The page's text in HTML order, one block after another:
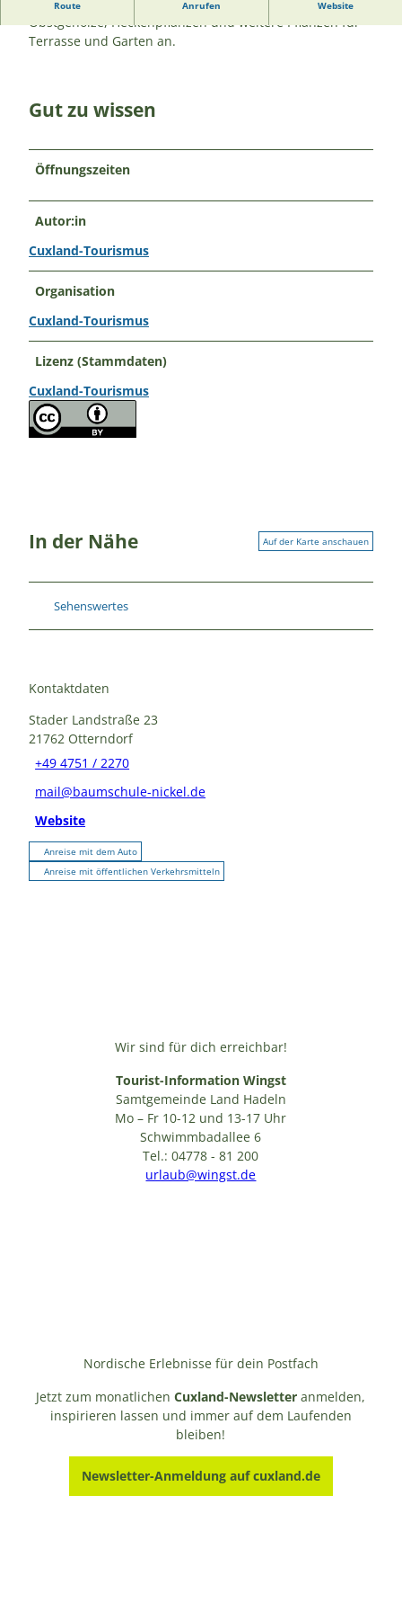
Route Anrufen Website
Obstgehölze, Heckenpflanzen und weitere Pflanzen für
Terrasse und Garten an.
Gut zu wissen
Öffnungszeiten
Autor:in
Cuxland-Tourismus
Organisation
Cuxland-Tourismus
Lizenz (Stammdaten)
Cuxland-Tourismus
In der Nähe Auf der Karte anschauen
Sehenswertes
Kontaktdaten
Stader Landstraße 23
21762 Otterndorf
+49 4751 / 2270
mail@baumschule-nickel.de
Website
Anreise mit dem Auto
Anreise mit öffentlichen Verkehrsmitteln
Wir sind für dich erreichbar!
Tourist-Information Wingst
Samtgemeinde Land Hadeln
Mo – Fr 10-12 und 13-17 Uhr
Schwimmbadallee 6
Tel.: 04778 - 81 200
urlaub@wingst.de
Nordische Erlebnisse für dein Postfach
Jetzt zum monatlichenCuxland-Newsletter anmelden,
inspirieren lassen und immer auf dem Laufenden
bleiben!
Newsletter-Anmeldung auf cuxland.de